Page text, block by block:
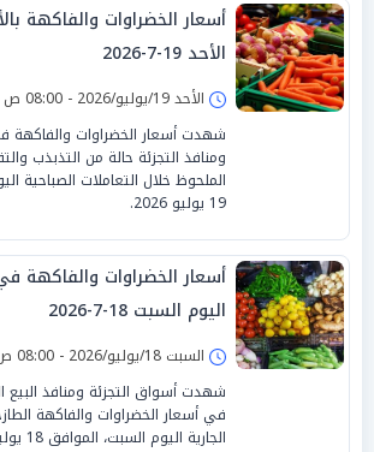
أسعار الخضراوات والفاكهة
الأحد 19-7-2026
الأحد 19/يوليو/2026 - 08:00 ص
شهدت أسعار الخضراوات والفاكهة
ومنافذ التجزئة حالة من التذبذب
الملحوظ خلال التعاملات الصباحية
19 يوليو 2026.
أسعار الخضراوات والفاكهة
اليوم السبت 18-7-2026
السبت 18/يوليو/2026 - 08:00 ص
شهدت أسواق التجزئة ومنافذ البيع
في أسعار الخضراوات والفاكهة
الجارية اليوم السبت، الموافق 18 يوليو 2026.